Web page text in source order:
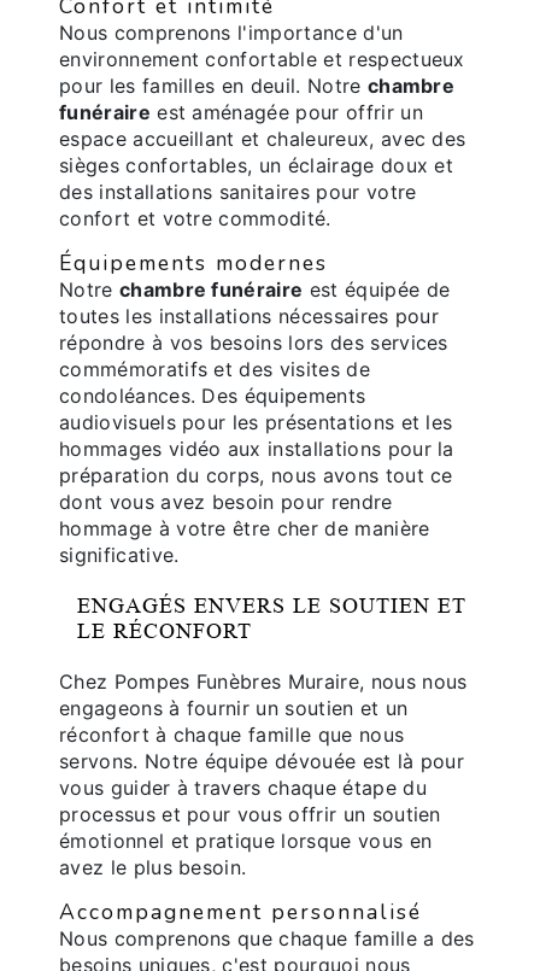
Confort et intimité
Nous comprenons l'importance d'un
environnement confortable et respectueux
pour les familles en deuil. Notre chambre
funéraire est aménagée pour offrir un
espace accueillant et chaleureux, avec des
sièges confortables, un éclairage doux et
des installations sanitaires pour votre
confort et votre commodité.
Équipements modernes
Notre chambre funéraire est équipée de
toutes les installations nécessaires pour
répondre à vos besoins lors des services
commémoratifs et des visites de
condoléances. Des équipements
audiovisuels pour les présentations et les
hommages vidéo aux installations pour la
préparation du corps, nous avons tout ce
dont vous avez besoin pour rendre
hommage à votre être cher de manière
significative.
ENGAGÉS ENVERS LE SOUTIEN ET
LE RÉCONFORT
Chez Pompes Funèbres Muraire, nous nous
engageons à fournir un soutien et un
réconfort à chaque famille que nous
servons. Notre équipe dévouée est là pour
vous guider à travers chaque étape du
processus et pour vous offrir un soutien
émotionnel et pratique lorsque vous en
avez le plus besoin.
Accompagnement personnalisé
Nous comprenons que chaque famille a des
besoins uniques, c'est pourquoi nous